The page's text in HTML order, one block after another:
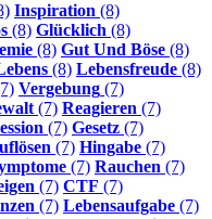
Inspiration (8)
(8) Glücklich (8)
(8) Gut Und Böse (8)
(8) Lebensfreude (8)
Vergebung (7)
(7) Reagieren (7)
(7) Gesetz (7)
(7) Hingabe (7)
(7) Rauchen (7)
(7) CTF (7)
(7) Lebensaufgabe (7)